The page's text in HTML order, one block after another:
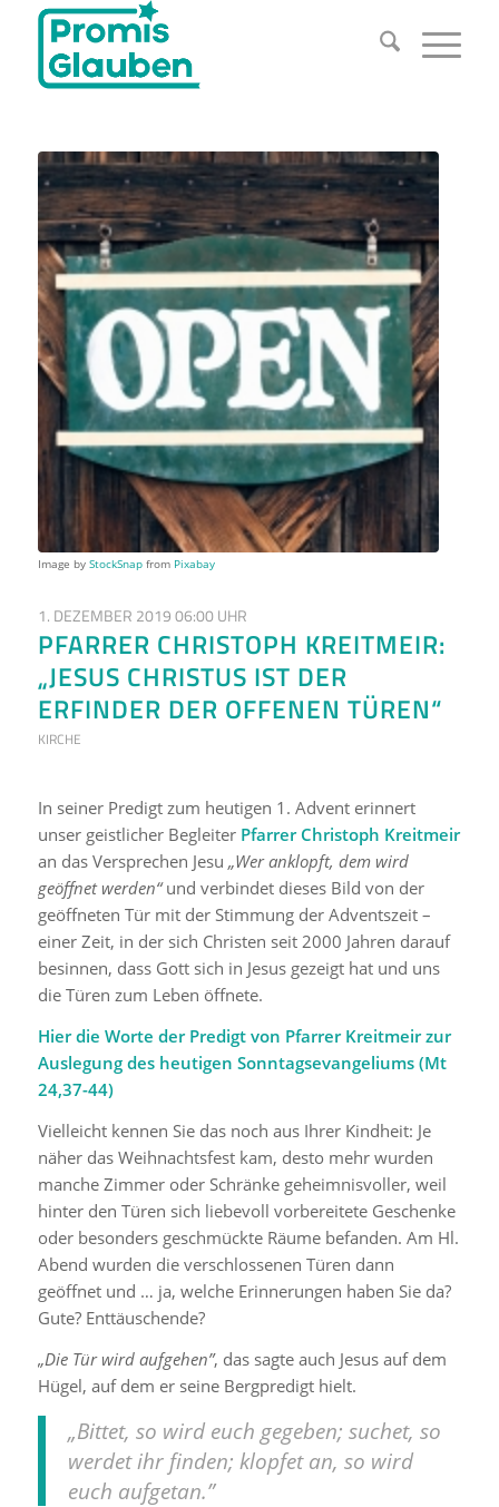
Image by StockSnapfrom Pixabay
1. DEZEMBER 2019 06:00 UHR
PFARRER CHRISTOPH KREITMEIR:
„JESUS CHRISTUS IST DER
ERFINDER DER OFFENEN TÜREN“
KIRCHE
In seiner Predigt zum heutigen 1. Advent erinnert
unser geistlicher Begleiter Pfarrer Christoph Kreitmeir
an das Versprechen Jesu „Wer anklopft, dem wird
geöffnet werden“und verbindet dieses Bild von der
geöffneten Tür mit der Stimmung der Adventszeit –
einer Zeit, in der sich Christen seit 2000 Jahren darauf
besinnen, dass Gott sich in Jesus gezeigt hat und uns
die Türen zum Leben öffnete.
Hier die Worte der Predigt von Pfarrer Kreitmeir zur
Auslegung des heutigen Sonntagsevangeliums (Mt
24,37-44)
Vielleicht kennen Sie das noch aus Ihrer Kindheit: Je
näher das Weihnachtsfest kam, desto mehr wurden
manche Zimmer oder Schränke geheimnisvoller, weil
hinter den Türen sich liebevoll vorbereitete Geschenke
oder besonders geschmückte Räume befanden. Am Hl.
Abend wurden die verschlossenen Türen dann
geöffnet und … ja, welche Erinnerungen haben Sie da?
Gute? Enttäuschende?
„Die Tür wird aufgehen”, das sagte auch Jesus auf dem
Hügel, auf dem er seine Bergpredigt hielt.
„Bittet, so wird euch gegeben; suchet, so
werdet ihr finden; klopfet an, so wird
euch aufgetan.”